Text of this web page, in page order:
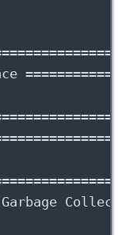
Garbage